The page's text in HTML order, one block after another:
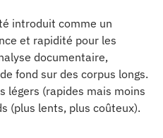
introduit comme un
et rapidité pour les
documentaire,
fond sur des corpus longs.
légers (rapides mais moins
(plus lents, plus coûteux).